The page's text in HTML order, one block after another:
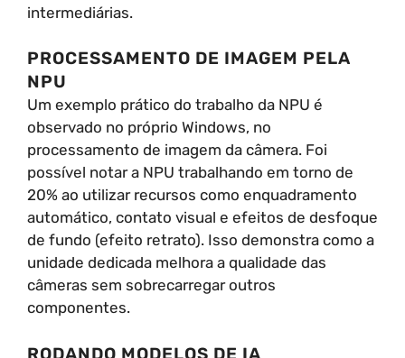
intermediárias.
PROCESSAMENTO DE IMAGEM PELA
NPU
Um exemplo prático do trabalho da NPU é
observado no próprio Windows, no
processamento de imagem da câmera. Foi
possível notar a NPU trabalhando em torno de
20% ao utilizar recursos como enquadramento
automático, contato visual e efeitos de desfoque
de fundo (efeito retrato). Isso demonstra como a
unidade dedicada melhora a qualidade das
câmeras sem sobrecarregar outros
componentes.
RODANDO MODELOS DE IA